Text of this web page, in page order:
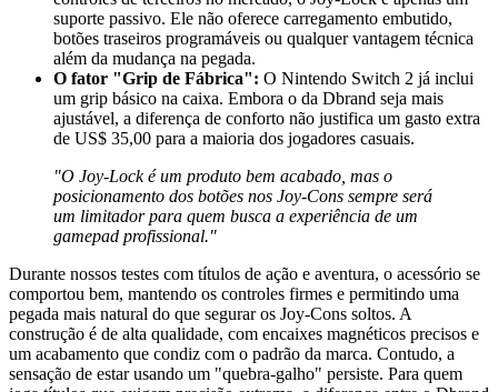
suporte passivo. Ele não oferece carregamento embutido,
botões traseiros programáveis ou qualquer vantagem técnica
além da mudança na pegada.
O fator "Grip de Fábrica": O Nintendo Switch 2 já inclui
um grip básico na caixa. Embora o da Dbrand seja mais
ajustável, a diferença de conforto não justifica um gasto extra
de US$ 35,00 para a maioria dos jogadores casuais.
"O Joy-Lock é um produto bem acabado, mas o
posicionamento dos botões nos Joy-Cons sempre será
um limitador para quem busca a experiência de um
gamepad profissional."
Durante nossos testes com títulos de ação e aventura, o acessório se
comportou bem, mantendo os controles firmes e permitindo uma
pegada mais natural do que segurar os Joy-Cons soltos. A
construção é de alta qualidade, com encaixes magnéticos precisos e
um acabamento que condiz com o padrão da marca. Contudo, a
sensação de estar usando um "quebra-galho" persiste. Para quem